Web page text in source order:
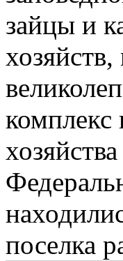
зайцы и
комплекс
поселка